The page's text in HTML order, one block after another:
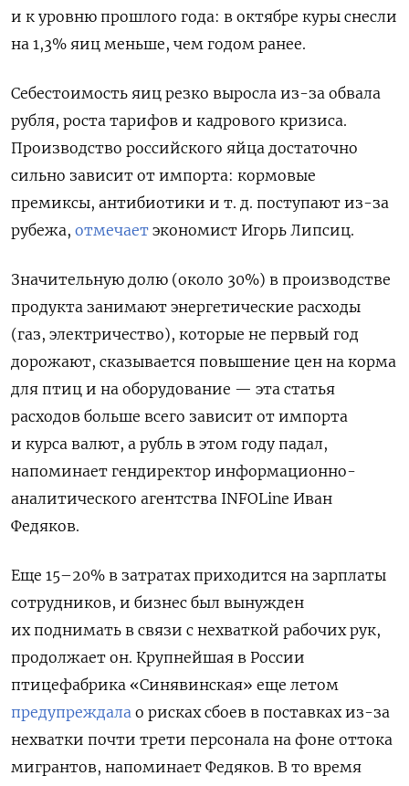
и к уровню прошлого года: в октябре куры снесли
на 1,3% яиц меньше, чем годом ранее.
Себестоимость яиц резко выросла из-за обвала
рубля, роста тарифов и кадрового кризиса.
Производство российского яйца достаточно
сильно зависит от импорта: кормовые
премиксы, антибиотики и т. д. поступают из-за
рубежа, отмечает экономист Игорь Липсиц.
Значительную долю (около 30%) в производстве
продукта занимают энергетические расходы
(газ, электричество), которые не первый год
дорожают, сказывается повышение цен на корма
для птиц и на оборудование — эта статья
расходов больше всего зависит от импорта
и курса валют, а рубль в этом году падал,
напоминает гендиректор информационно-
аналитического агентства INFOLine Иван
Федяков.
Еще 15–20% в затратах приходится на зарплаты
сотрудников, и бизнес был вынужден
их поднимать в связи с нехваткой рабочих рук,
продолжает он. Крупнейшая в России
птицефабрика «Синявинская» еще летом
предупреждала о рисках сбоев в поставках из-за
нехватки почти трети персонала на фоне оттока
мигрантов, напоминает Федяков. В то время